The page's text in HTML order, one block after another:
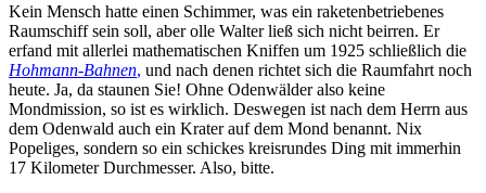
Kein Mensch hatte einen Schimmer, was ein raketenbetriebenes
Raumschiff sein soll, aber olle Walter ließ sich nicht beirren. Er
erfand mit allerlei mathematischen Kniffen um 1925 schließlich die
Hohmann-Bahnen, und nach denen richtet sich die Raumfahrt noch
heute. Ja, da staunen Sie! Ohne Odenwälder also keine
Mondmission, so ist es wirklich. Deswegen ist nach dem Herrn aus
dem Odenwald auch ein Krater auf dem Mond benannt. Nix
Popeliges, sondern so ein schickes kreisrundes Ding mit immerhin
17 Kilometer Durchmesser. Also, bitte.